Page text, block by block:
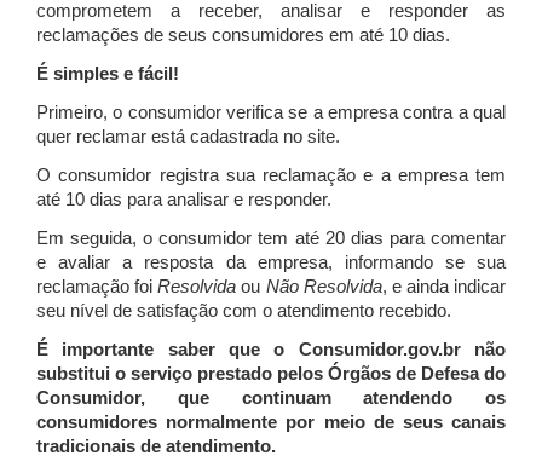
comprometem a receber, analisar e responder as
reclamações de seus consumidores em até 10 dias.
É simples e fácil!
Primeiro, o consumidor verifica se a empresa contra a qual
quer reclamar está cadastrada no site.
O consumidor registra sua reclamação e a empresa tem
até 10 dias para analisar e responder.
Em seguida, o consumidor tem até 20 dias para comentar
e avaliar a resposta da empresa, informando se sua
reclamação foiResolvida ou Não Resolvida, e ainda indicar
seu nível de satisfação com o atendimento recebido.
É importante saber que o Consumidor.gov.br não
substitui o serviço prestado pelos Órgãos de Defesa do
Consumidor, que continuam atendendo os
consumidores normalmente por meio de seus canais
tradicionais de atendimento.